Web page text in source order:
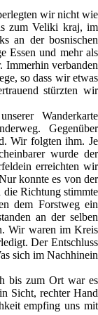
wir nicht wie
zum Veliki kraj, im
an der bosnischen
Essen und mehr als
Immerhin verbanden
so dass wir etwas
stürzten wir
Wanderkarte
Gegenüber
Wir folgten ihm. Je
wurde der
erreichten wir
konnte es von der
die Richtung stimmte
dem Forstweg ein
an der selben
Wir waren im Kreis
Der Entschluss
sich im Nachhinein
bis zum Ort war es
Sicht, rechter Hand
empfing uns mit